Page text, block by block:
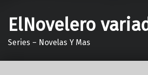
ElNovelero
Series – Novelas Y Mas